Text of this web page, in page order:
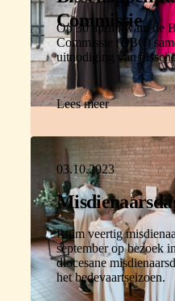
Commissie
Op 30 april kwam de
Commissie (BBC)
uitnodiging van
Lees meer
03.10.2023
Ruim veertig
september op bezoek
diocesane
het bedevaartseizoen.